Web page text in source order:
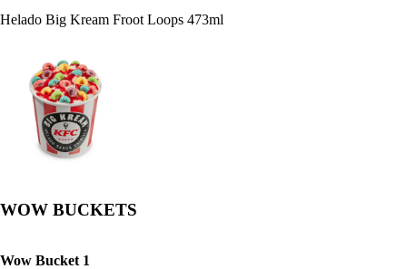
Helado Big Kream Froot Loops 473ml
WOW BUCKETS
Wow Bucket 1